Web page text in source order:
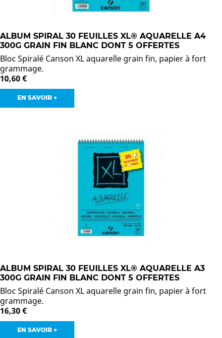
ALBUM SPIRAL 30 FEUILLES XL® AQUARELLE A4
300G GRAIN FIN BLANC DONT 5 OFFERTES
Bloc Spiralé Canson XL aquarelle grain fin, papier à fort
grammage.
10,60 €
EN SAVOIR +
ALBUM SPIRAL 30 FEUILLES XL® AQUARELLE A3
300G GRAIN FIN BLANC DONT 5 OFFERTES
Bloc Spiralé Canson XL aquarelle grain fin, papier à fort
grammage.
16,30 €
EN SAVOIR +